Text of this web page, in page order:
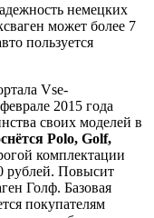
немецких
может более 7
пользуется
Vse-
2015 года
своих моделей в
Polo, Golf,
комплектации
рублей. Повысит
Голф. Базовая
покупателям